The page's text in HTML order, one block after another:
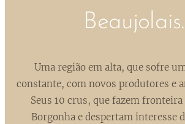
Beaujolais.
Uma região em alta, que sofre
constante, com novos produtores e
Seus 10 crus, que fazem fronteira
Borgonha e despertam interesse